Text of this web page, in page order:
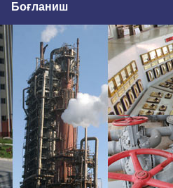
Боғланиш